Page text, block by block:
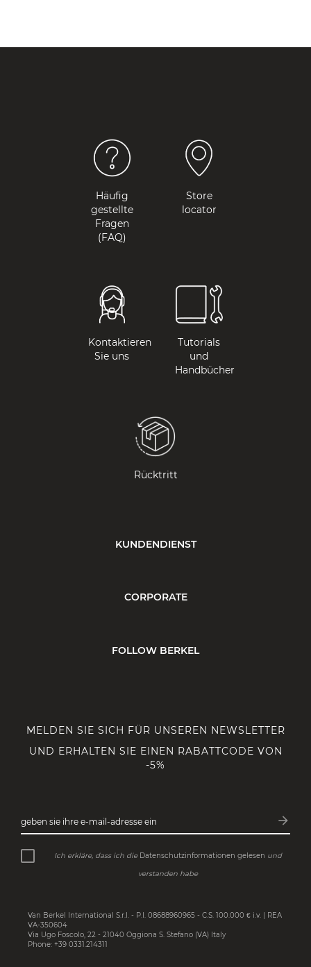
Häufig
gestellte
Fragen
(FAQ)
Store
locator
Kontaktieren
Sie uns
Tutorials
und
Handbücher
Rücktritt
KUNDENDIENST
CORPORATE
FOLLOW BERKEL
MELDEN SIE SICH FÜR UNSEREN NEWSLETTER
UND ERHALTEN SIE EINEN RABATTCODE VON
-5%
geben sie ihre e-mail-adresse ein arrow_forward
Ich erkläre, dass ich die Datenschutzinformationen gelesen und
verstanden habe
Van Berkel International S.r.l. - P.I. 08688960965 - C.S. 100.000 € i.v. | REA
VA-350604
Via Ugo Foscolo, 22 - 21040 Oggiona S. Stefano (VA) Italy
Phone: +39 0331.214311